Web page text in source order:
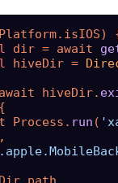
dir = await
hiveDir =
hiveDir.
Process. run (